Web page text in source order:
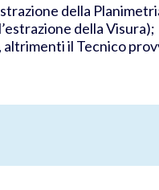
della
della Visura);
il Tecnico